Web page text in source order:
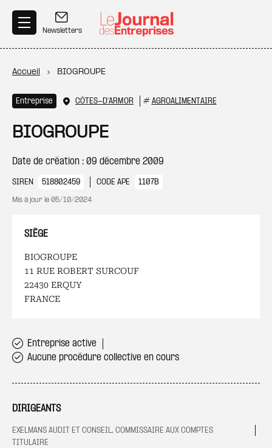
Newsletters
Fil d'Ariane
Accueil BIOGROUPE
Entreprise CÔTES-D'ARMOR # AGROALIMENTAIRE
BIOGROUPE
Date de création : 09 décembre 2009
SIREN 518802459 CODE APE 1107B
Mis à jour le 05/10/2024
SIÈGE
BIOGROUPE
11 RUE ROBERT SURCOUF
22430 ERQUY
FRANCE
Entreprise active
Aucune procédure collective en cours
DIRIGEANTS
EXELMANS AUDIT ET CONSEIL, COMMISSAIRE AUX COMPTES
TITULAIRE